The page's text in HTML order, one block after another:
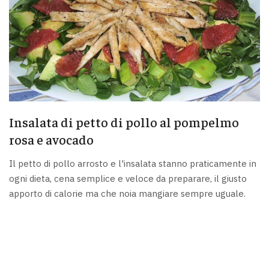
Insalata di petto di pollo al pompelmo
rosa e avocado
Il petto di pollo arrosto e l'insalata stanno praticamente in
ogni dieta, cena semplice e veloce da preparare, il giusto
apporto di calorie ma che noia mangiare sempre uguale.